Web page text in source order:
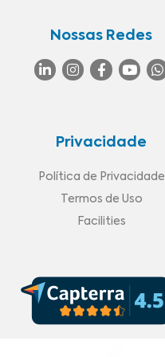
Nossas Redes
Privacidade
Política de Privacidade
Termos de Uso
Facilities